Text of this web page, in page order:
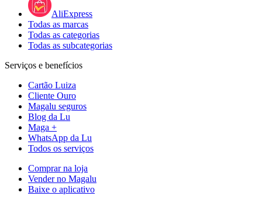
AliExpress
Todas as marcas
Todas as categorias
Todas as subcategorias
Serviços e benefícios
Cartão Luiza
Cliente Ouro
Magalu seguros
Blog da Lu
Maga +
WhatsApp da Lu
Todos os serviços
Comprar na loja
Vender no Magalu
Baixe o aplicativo